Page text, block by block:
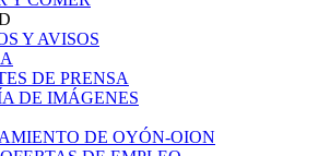
Y AVISOS
DE PRENSA
DE IMÁGENES
DE OYÓN-OION